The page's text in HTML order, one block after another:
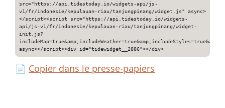
src="https://api.tidestoday.io/widgets-api/js-
v1/fr/indonesie/kepulauan-riau/tanjungpinang/widget.js" async>
</script><script src="https://api.tidestoday.io/widgets-
api/js-v1/fr/indonesie/kepulauan-riau/tanjungpinang/widget-
init.js?
async></script><div id="tidewidget__2886"></div>
📄 Copier dans le presse-papiers